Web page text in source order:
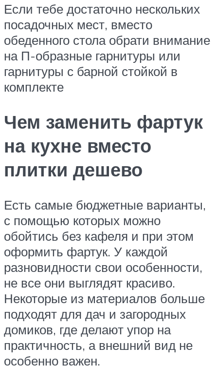
Если тебе достаточно нескольких
посадочных мест, вместо
обеденного стола обрати внимание
на П-образные гарнитуры или
гарнитуры с барной стойкой в
комплекте
Чем заменить фартук
на кухне вместо
плитки дешево
Есть самые бюджетные варианты,
с помощью которых можно
обойтись без кафеля и при этом
оформить фартук. У каждой
разновидности свои особенности,
не все они выглядят красиво.
Некоторые из материалов больше
подходят для дач и загородных
домиков, где делают упор на
практичность, а внешний вид не
особенно важен.